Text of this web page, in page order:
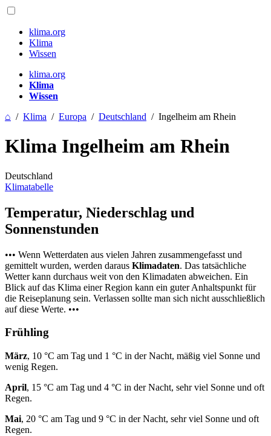
klima.org
Klima
Wissen
klima.org
Klima
Wissen
⌂ / Klima / Europa / Deutschland / Ingelheim am Rhein
Klima Ingelheim am Rhein
Deutschland
Klimatabelle
Temperatur, Niederschlag und
Sonnenstunden
••• Wenn Wetterdaten aus vielen Jahren zusammengefasst und
gemittelt wurden, werden daraus Klimadaten. Das tatsächliche
Wetter kann durchaus weit von den Klimadaten abweichen. Ein
Blick auf das Klima einer Region kann ein guter Anhaltspunkt für
die Reiseplanung sein. Verlassen sollte man sich nicht ausschließlich
auf diese Werte. •••
Frühling
März, 10 °C am Tag und 1 °C in der Nacht, mäßig viel Sonne und
wenig Regen.
April, 15 °C am Tag und 4 °C in der Nacht, sehr viel Sonne und oft
Regen.
Mai, 20 °C am Tag und 9 °C in der Nacht, sehr viel Sonne und oft
Regen.